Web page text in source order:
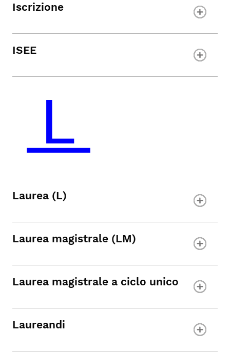
Iscrizione
ISEE
Laurea (L)
Laurea magistrale (LM)
Laurea magistrale a ciclo unico
Laureandi